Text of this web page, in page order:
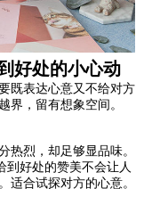
好处的小心动
既表达心意又不给对方
界，留有想象空间。
热烈，却足够显品味。
到好处的赞美不会让人
适合试探对方的心意。